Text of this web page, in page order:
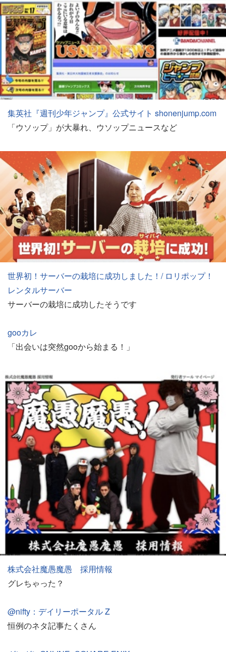
集英社『週刊少年ジャンプ』公式サイト shonenjump.com
「ウソップ」が大暴れ、ウソップニュースなど
世界初！サーバーの栽培に成功しました！/ ロリポップ！
レンタルサーバー
サーバーの栽培に成功したそうです
gooカレ
「出会いは突然gooから始まる！」
株式会社魔愚魔愚 採用情報
グレちゃった？
@nifty：デイリーポータル Z
恒例のネタ記事たくさん